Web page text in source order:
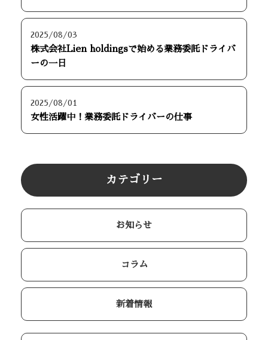
2025/08/03
株式会社Lien holdingsで始める業務委託ドライバ
ーの一日
2025/08/01
女性活躍中！業務委託ドライバーの仕事
カテゴリー
お知らせ
コラム
新着情報